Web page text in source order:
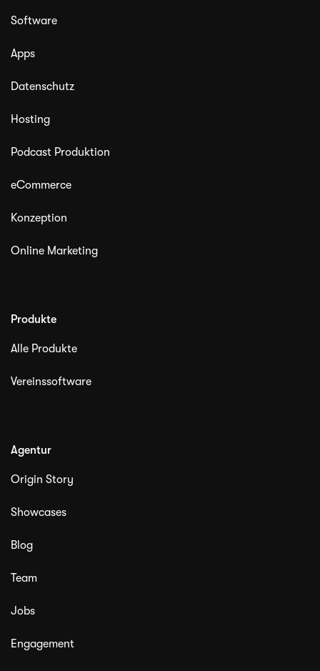
Software
Apps
Datenschutz
Hosting
Podcast Produktion
eCommerce
Konzeption
Online Marketing
Produkte
Alle Produkte
Vereinssoftware
Agentur
Origin Story
Showcases
Blog
Team
Jobs
Engagement